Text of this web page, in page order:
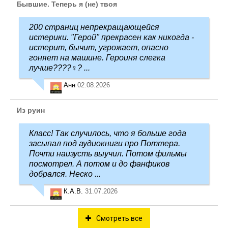
Бывшие. Теперь я (не) твоя
200 страниц непрекращающейся
истерики. "Герой" прекрасен как никогда -
истерит, бычит, угрожает, опасно
гоняет на машине. Героиня слегка
лучше????‍♀️? ...
Анн 02.08.2026
Из руин
Класс! Так случилось, что я больше года
засыпал под аудиокниги про Поттера.
Почти наизусть выучил. Потом фильмы
посмотрел. А потом и до фанфиков
добрался. Неско ...
К.А.В. 31.07.2026
Смотреть все